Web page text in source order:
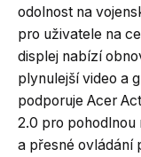
odolnost na
pro uživatele na
displej nabízí
plynulejší video a
podporuje Acer
2.0 pro
a přesné ovládání